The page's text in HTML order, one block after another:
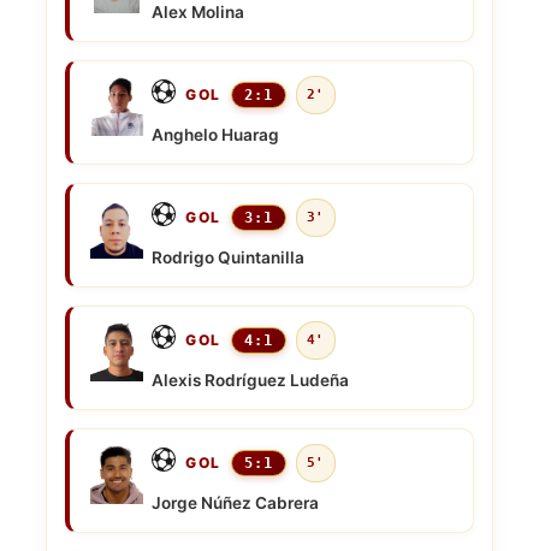
Alex Molina
GOL 2:1 2'
Anghelo Huarag
GOL 3:1 3'
Rodrigo Quintanilla
GOL 4:1 4'
Alexis Rodríguez Ludeña
GOL 5:1 5'
Jorge Núñez Cabrera